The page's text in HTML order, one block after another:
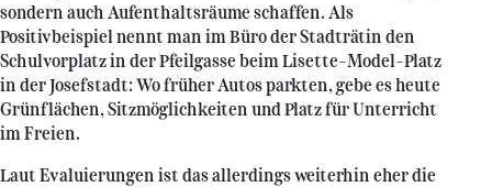
sondern auch Aufenthaltsräume schaffen. Als
Positivbeispiel nennt man im Büro der Stadträtin den
Schulvorplatz in der Pfeilgasse beim Lisette-Model-Platz
in der Josefstadt: Wo früher Autos parkten, gebe es heute
Grünflächen, Sitzmöglichkeiten und Platz für Unterricht
im Freien.
Laut Evaluierungen ist das allerdings weiterhin eher die